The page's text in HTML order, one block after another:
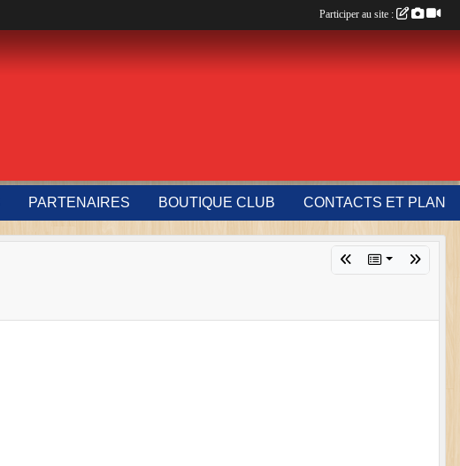
PARTENAIRES BOUTIQUE CLUB CONTACTS ET PLAN
Participer au site :